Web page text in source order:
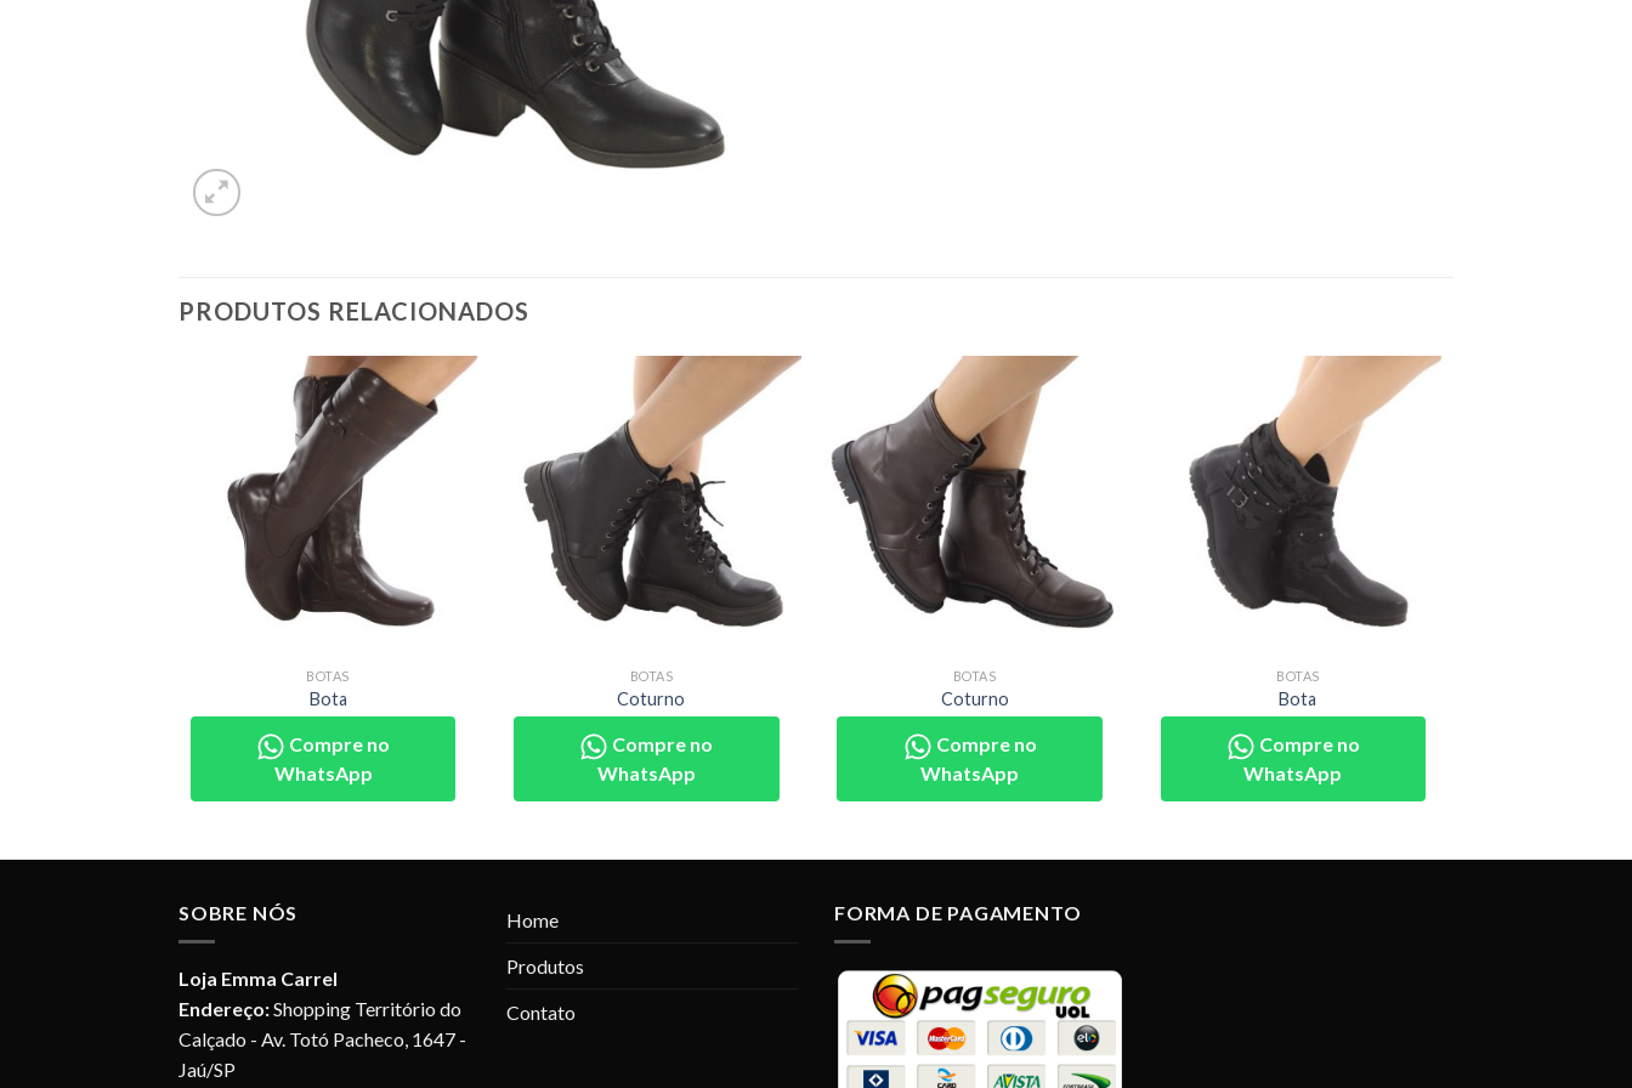
PRODUTOS RELACIONADOS
BOTAS
Bota
Compre no
WhatsApp
BOTAS
Coturno
Compre no
WhatsApp
BOTAS
Coturno
Compre no
WhatsApp
BOTAS
Bota
Compre no
WhatsApp
SOBRE NÓS
Loja Emma Carrel
Endereço:Shopping Território do
Calçado - Av. Totó Pacheco, 1647 -
Jaú/SP
Home
Produtos
Contato
FORMA DE PAGAMENTO